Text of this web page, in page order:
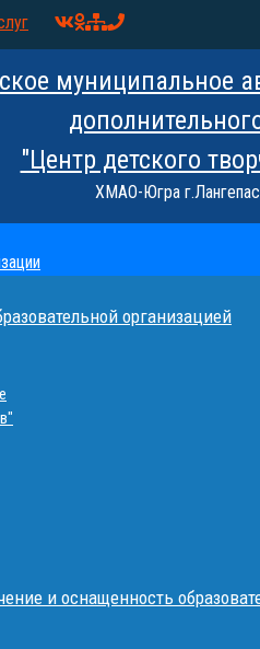
муниципальное
"Центр детского
ХМАО-Югра
организацией
и оснащенность